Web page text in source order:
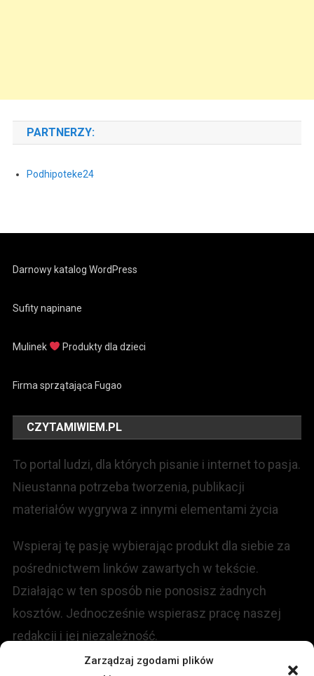
Zarządzaj zgodami plików
PARTNERZY:
Podhipoteke24
Darnowy katalog WordPress
Sufity napinane
Mulinek Produkty dla dzieci
Firma sprzątająca Fugao
CZYTAMIWIEM.PL
To portal ludzi, dla których pisanie i internet to pasja.
Nieustanna potrzeba tworzenia, publikacji
materiałów wygrywa z innymi elementami życia
Wspieraj tę pasję wybierając produkt dla siebie za
pośrednictwem linków zawartych w tekście.
Działając w ten sposób nie ponosisz żadnych
kosztów. Jednocześnie wspierasz pracę naszej
redakcji i jej niezależność.